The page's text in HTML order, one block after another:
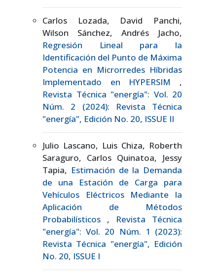
Carlos Lozada, David Panchi,
Wilson Sánchez, Andrés Jacho,
Regresión Lineal para la
Identificación del Punto de Máxima
Potencia en Microrredes Híbridas
Implementado en HYPERSIM ,
Revista Técnica "energía": Vol. 20
Núm. 2 (2024): Revista Técnica
"energía", Edición No. 20, ISSUE II
Julio Lascano, Luis Chiza, Roberth
Saraguro, Carlos Quinatoa, Jessy
Tapia, Estimación de la Demanda
de una Estación de Carga para
Vehículos Eléctricos Mediante la
Aplicación de Métodos
Probabilísticos , Revista Técnica
"energía": Vol. 20 Núm. 1 (2023):
Revista Técnica "energía", Edición
No. 20, ISSUE I